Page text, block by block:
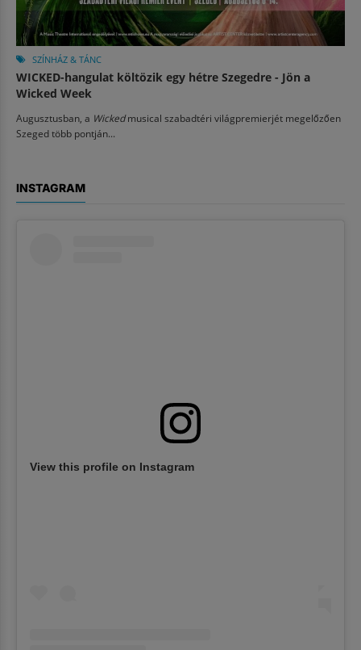
SZÍNHÁZ & TÁNC
WICKED-hangulat költözik egy hétre Szegedre - Jön a
Wicked Week
Augusztusban, a Wickedmusical szabadtéri világpremierjét megelőzően
Szeged több pontján...
INSTAGRAM
View this profile on Instagram